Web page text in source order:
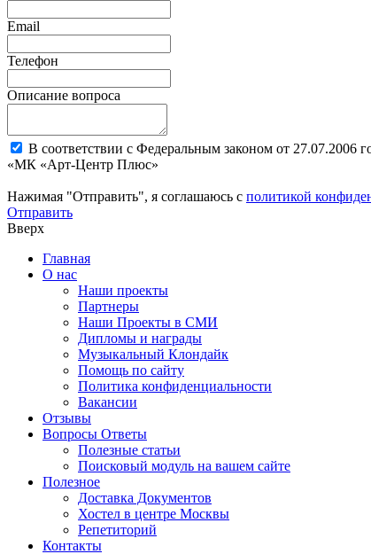
Email
Телефон
Описание вопроса
В соответствии с Федеральным законом от
«МК «Арт-Центр Плюс»
Нажимая "Отправить", я соглашаюсь с политикой
Отправить
Вверх
Главная
О нас
Наши проекты
Партнеры
Наши Проекты в СМИ
Дипломы и награды
Музыкальный Клондайк
Помощь по сайту
Политика конфиденциальности
Вакансии
Отзывы
Вопросы Ответы
Полезные статьи
Поисковый модуль на вашем сайте
Полезное
Доставка Документов
Хостел в центре Москвы
Репетиторий
Контакты